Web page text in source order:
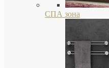
СПА зона